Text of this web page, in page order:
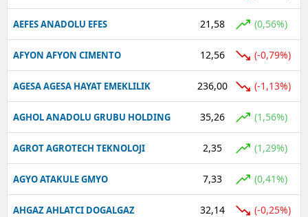
AEFES ANADOLU EFES 21,58 (0,56%)
AFYON AFYON CIMENTO 12,56 (-0,79%)
AGESA AGESA HAYAT EMEKLILIK 236,00 (-1,13%)
AGHOL ANADOLU GRUBU HOLDING 35,26 (1,56%)
AGROT AGROTECH TEKNOLOJI 2,35 (1,29%)
AGYO ATAKULE GMYO 7,33 (0,41%)
AHGAZ AHLATCI DOGALGAZ 32,14 (-0,25%)